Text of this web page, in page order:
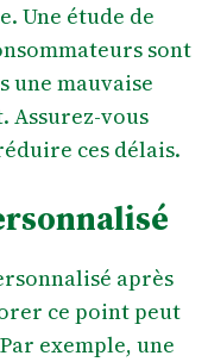
Une étude de
sont
une mauvaise
Assurez-vous
ces délais.
après
ce point peut
exemple, une